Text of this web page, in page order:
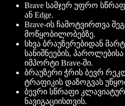
Brave სამჯერ უფრო
ან Edge.
Brave-ის ჩამოტვირთვა
მოწყობილობებზე.
სხვა ბრაუზერებიდან
სანიშნეების,
იმპორტი Brave-ში.
ბრაუზერი ჭრის ბევრ
ტრაფიკის დაზოგვას
ბევრი სწრაფი
ნავიგაციისთვის.